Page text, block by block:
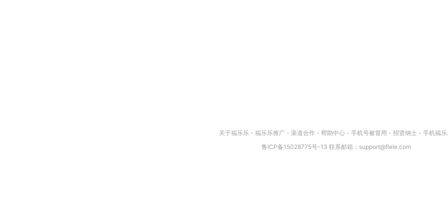
关于福乐乐 - 福乐乐推广 - 渠道合作 - 帮助中心 - 手机号被冒用 - 招贤纳士 - 手机福
鲁ICP备15028775号-13 联系邮箱： support@flele.com